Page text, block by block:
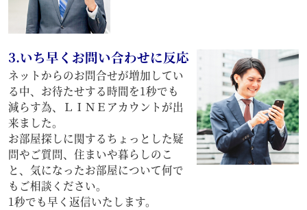
3.いち早くお問い合わせに反応
ネットからのお問合せが増加してい
る中、お待たせする時間を1秒でも
減らす為、ＬＩＮＥアカウントが出
来ました。
お部屋探しに関するちょっとした疑
問やご質問、住まいや暮らしのこ
と、気になったお部屋について何で
もご相談ください。
1秒でも早く返信いたします。